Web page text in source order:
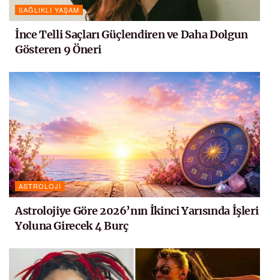
SAĞLIKLI YAŞAM
İnce Telli Saçları Güçlendiren ve Daha Dolgun
Gösteren 9 Öneri
ASTROLOJI
Astrolojiye Göre 2026’nın İkinci Yarısında İşleri
Yoluna Girecek 4 Burç